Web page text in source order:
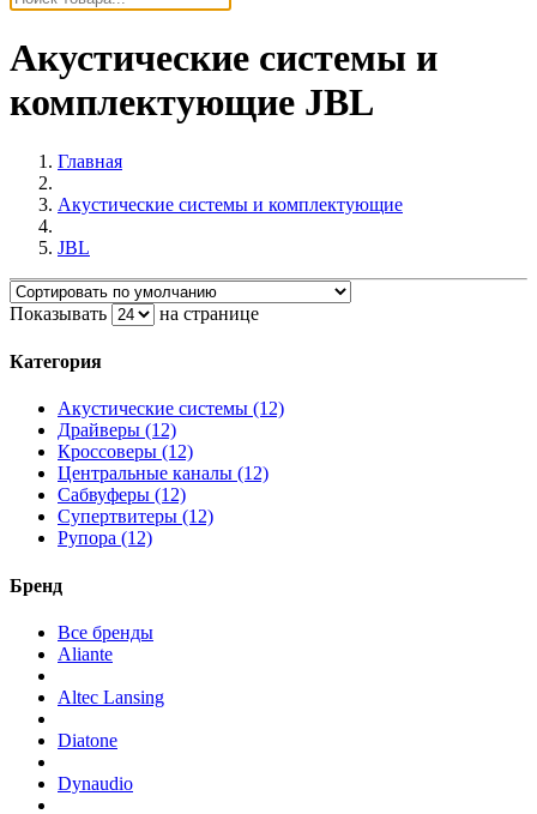
Акустические системы и
комплектующие JBL
Главная
Акустические системы и комплектующие
JBL
Показывать на странице
Категория
Акустические системы (12)
Драйверы (12)
Кроссоверы (12)
Центральные каналы (12)
Сабвуферы (12)
Супертвитеры (12)
Рупора (12)
Бренд
Все бренды
Aliante
Altec Lansing
Diatone
Dynaudio